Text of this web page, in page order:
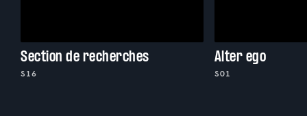
Section de recherches
S16
Alter ego
S01